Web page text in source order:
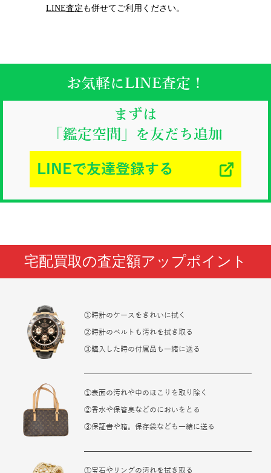
LINE査定 も併せてご利用ください。
お気軽にLINE査定！
まずは
「鑑定空間」を友だち追加
LINEで友達登録する
宅配買取の査定額アップポイント
①時計のケースをきれいに拭く
②時計のベルトも汚れを拭き取る
③購入した時の付属品も一緒に送る
①表面の汚れや中のほこりを取り除く
②香水や保管臭などのにおいをとる
③保証書や箱。保存袋なども一緒に送る
①宝石やリングの汚れを拭き取る